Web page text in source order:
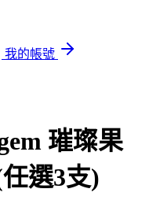
我的帳號
璀璨果
選3支)